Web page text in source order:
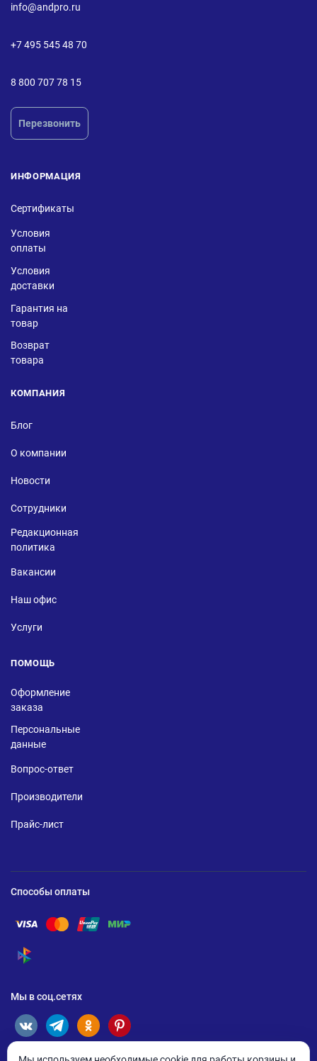
info@andpro.ru
+7 495 545 48 70
8 800 707 78 15
Перезвонить
ИНФОРМАЦИЯ
Сертификаты
Условия
оплаты
Условия
доставки
Гарантия на
товар
Возврат
товара
КОМПАНИЯ
Блог
О компании
Новости
Сотрудники
Редакционная
политика
Вакансии
Наш офис
Услуги
ПОМОЩЬ
Оформление
заказа
Персональные
данные
Вопрос-ответ
Производители
Прайс-лист
Способы оплаты
Помощь по оплате Visa
Помощь по оплате Mastercard
Помощь по оплате UnionPay
Помощь по оплате Мир
Помощь по оплате СБП
Мы в соц.сетях